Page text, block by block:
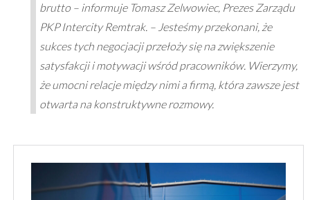
brutto – informuje Tomasz Zelwowiec, Prezes Zarządu
PKP Intercity Remtrak. – Jesteśmy przekonani, że
sukces tych negocjacji przełoży się na zwiększenie
satysfakcji i motywacji wśród pracowników. Wierzymy,
że umocni relacje między nimi a firmą, która zawsze jest
otwarta na konstruktywne rozmowy.